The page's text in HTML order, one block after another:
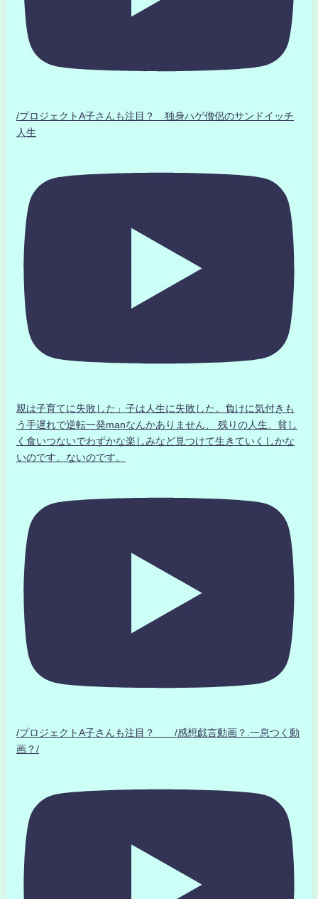
/プロジェクトA子さんも注目？ 独身ハゲ僧侶のサンドイッチ
人生
親は子育てに失敗した」子は人生に失敗した。負けに気付きも
う手遅れで逆転一発manなんかありません、 残りの人生、貧し
く食いつないでわずかな楽しみなど見つけて生きていくしかな
いのです。ないのです。
/プロジェクトA子さんも注目？ /感想戯言動画？.一息つく動
画？/